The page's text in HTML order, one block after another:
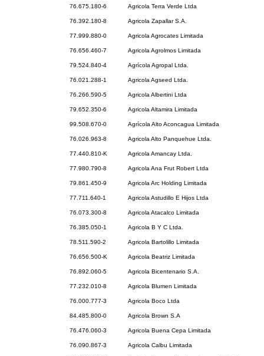
76.675.180-6 Agricola Terra Verde Ltda
76.392.180-8 Agricola Zapallar S.A.
77.999.880-0 Agricola Agrocates Limitada
76.656.460-7 Agricola Agrolmos Limitada
79.524.840-4 Agrícola Agropal Ltda.
76.021.288-1 Agricola Agseed Ltda.
76.266.590-5 Agricola Albertini Ltda
79.652.350-6 Agricola Altamira Limitada
99.508.670-0 Agrícola Alto Aconcagua Limitada
76.026.963-8 Agricola Alto Panquehue Ltda.
77.440.810-K Agricola Amancay Ltda.
77.980.790-8 Agricola Ana Frut Robert Ltda
79.861.450-9 Agricola Arc Holding Limitada
77.711.640-1 Agricola Astudillo E Hijos Ltda
76.073.300-8 Agricola Atacalco Limitada
76.385.050-1 Agricola B Y C Ltda.
78.511.590-2 Agricola Bartolillo Limitada
76.656.500-K Agricola Beatriz Limitada
76.892.060-5 Agricola Bicentenario S.A.
77.232.010-8 Agricola Blumen Limitada
76.000.777-3 Agricola Boco Ltda
84.485.800-0 Agricola Brown S.A
76.476.060-3 Agricola Buena Cepa Limitada
76.090.867-3 Agricola Calbu Limitada